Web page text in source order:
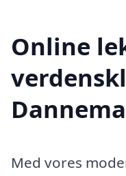
Online
Med vores